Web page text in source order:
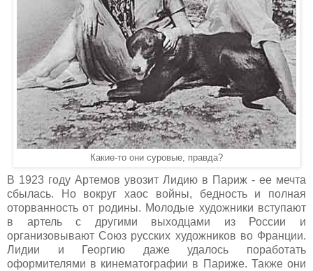
Какие-то они суровые, правда?
В 1923 году Артемов увозит Лидию в Париж - ее мечта
сбылась. Но вокруг хаос войны, бедность и полная
оторванность от родины. Молодые художники вступают
в артель с другими выходцами из России и
организовывают Союз русских художников во Франции.
Лидии и Георгию даже удалось поработать
оформителями в кинематографии в Париже. Также они